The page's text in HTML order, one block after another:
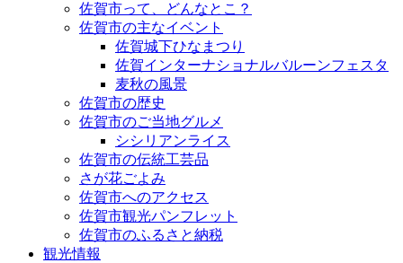
佐賀市って、どんなとこ？
佐賀市の主なイベント
佐賀城下ひなまつり
佐賀インターナショナルバルーンフェスタ
麦秋の風景
佐賀市の歴史
佐賀市のご当地グルメ
シシリアンライス
佐賀市の伝統工芸品
さが花ごよみ
佐賀市へのアクセス
佐賀市観光パンフレット
佐賀市のふるさと納税
観光情報